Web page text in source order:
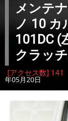
メンテ
ノ 10 カ
101DC (
クラッ
[アクセス数] 141
年05月20日